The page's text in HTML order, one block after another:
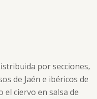
por secciones,
de Jaén e ibéricos de
ciervo en salsa de